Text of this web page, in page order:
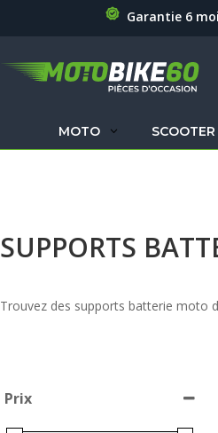
Garantie 6
MOTO SCOOTER
SUPPORTS
Trouvez des supports batterie moto
Prix